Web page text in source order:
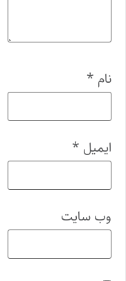
نام *
ایمیل *
وب‌ سایت